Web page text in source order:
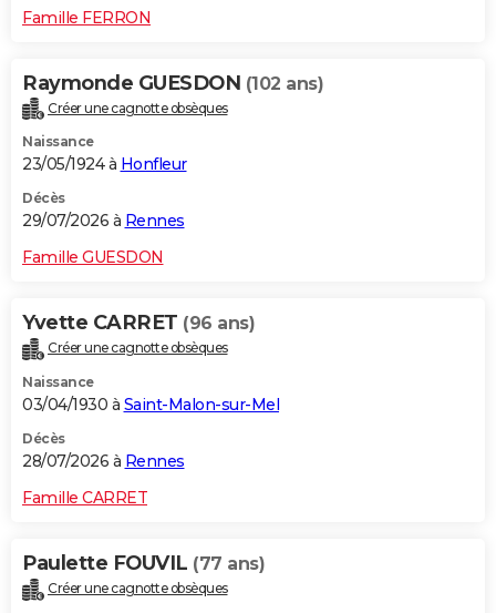
Famille FERRON
Raymonde GUESDON (102 ans)
Créer une cagnotte obsèques
Naissance
23/05/1924 à Honfleur
Décès
29/07/2026 à Rennes
Famille GUESDON
Yvette CARRET (96 ans)
Créer une cagnotte obsèques
Naissance
03/04/1930 à Saint-Malon-sur-Mel
Décès
28/07/2026 à Rennes
Famille CARRET
Paulette FOUVIL (77 ans)
Créer une cagnotte obsèques